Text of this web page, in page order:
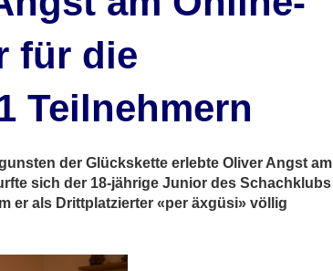
für die
Teilnehmern
der Glückskette erlebte Oliver Angst am
sich der 18-jährige Junior des Schachklubs
er als Drittplatzierter «per äxgüsi» völlig